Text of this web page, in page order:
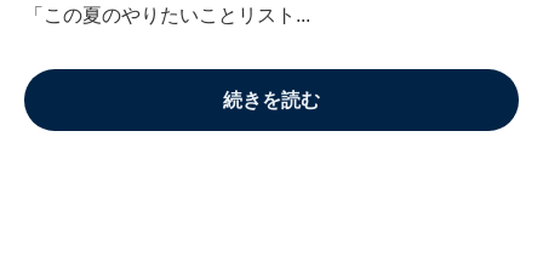
「この夏のやりたいことリスト...
続きを読む